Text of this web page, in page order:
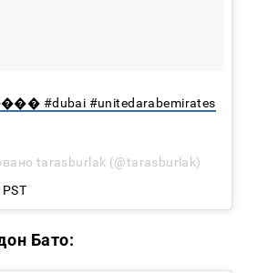
#dubai #unitedarabemirates
tarasburlak (@tarasburlak)
Бато: